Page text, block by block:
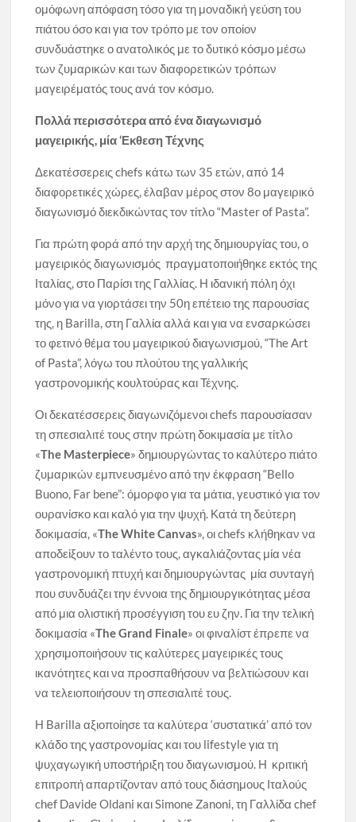
ομόφωνη απόφαση τόσο για τη μοναδική γεύση του
πιάτου όσο και για τον τρόπο με τον οποίον
συνδυάστηκε ο ανατολικός με το δυτικό κόσμο μέσω
των ζυμαρικών και των διαφορετικών τρόπων
μαγειρέματός τους ανά τον κόσμο.
Πολλά περισσότερα από ένα διαγωνισμό
μαγειρικής, μία ‘Εκθεση Τέχνης
Δεκατέσσερεις chefs κάτω των 35 ετών, από 14
διαφορετικές χώρες, έλαβαν μέρος στον 8ο μαγειρικό
διαγωνισμό διεκδικώντας τον τίτλο “Master of Pasta”.
Για πρώτη φορά από την αρχή της δημιουργίας του, ο
μαγειρικός διαγωνισμός πραγματοποιήθηκε εκτός της
Ιταλίας, στο Παρίσι της Γαλλίας. Η ιδανική πόλη όχι
μόνο για να γιορτάσει την 50η επέτειο της παρουσίας
της, η Barilla, στη Γαλλία αλλά και για να ενσαρκώσει
το φετινό θέμα του μαγειρικού διαγωνισμού, “The Art
of Pasta”, λόγω του πλούτου της γαλλικής
γαστρονομικής κουλτούρας και Τέχνης.
Οι δεκατέσσερεις διαγωνιζόμενοι chefs παρουσίασαν
τη σπεσιαλιτέ τους στην πρώτη δοκιμασία με τίτλο
«The Masterpiece» δημιουργώντας το καλύτερο πιάτο
ζυμαρικών εμπνευσμένο από την έκφραση “Bello
Buono, Far bene”: όμορφο για τα μάτια, γευστικό για τον
ουρανίσκο και καλό για την ψυχή. Κατά τη δεύτερη
δοκιμασία, «The White Canvas», οι chefs κλήθηκαν να
αποδείξουν το ταλέντο τους, αγκαλιάζοντας μία νέα
γαστρονομική πτυχή και δημιουργώντας μία συνταγή
που συνδυάζει την έννοια της δημιουργικότητας μέσα
από μια ολιστική προσέγγιση του ευ ζην. Για την τελική
δοκιμασία «The Grand Finale» οι φιναλίστ έπρεπε να
χρησιμοποιήσουν τις καλύτερες μαγειρικές τους
ικανότητες και να προσπαθήσουν να βελτιώσουν και
να τελειοποιήσουν τη σπεσιαλιτέ τους.
Η Barilla αξιοποίησε τα καλύτερα ‘συστατικά’ από τον
κλάδο της γαστρονομίας και του lifestyle για τη
ψυχαγωγική υποστήριξη του διαγωνισμού. Η κριτική
επιτροπή απαρτίζονταν από τους διάσημους Ιταλούς
chef Davide Oldani και Simone Zanoni, τη Γαλλίδα chef